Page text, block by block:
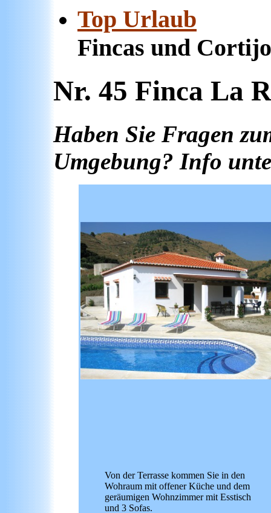
Top Urlaub
Fincas und
Nr. 45 Finca La
Haben Sie Fragen
Umgebung? Info
Von der Terrasse kommen Sie in den
Wohraum mit offener Küche und dem
geräumigen Wohnzimmer mit Esstisch
und 3 Sofas.